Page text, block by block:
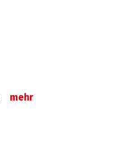
mehr